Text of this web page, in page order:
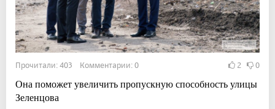
Прочитали: 403 Комментарии: 0 2 0
Она поможет увеличить пропускную способность улицы
Зеленцова